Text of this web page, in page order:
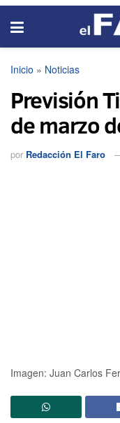
Inicio » Noticias
Previsión
de marzo
por Redacción El Faro
Imagen: Juan Carlos